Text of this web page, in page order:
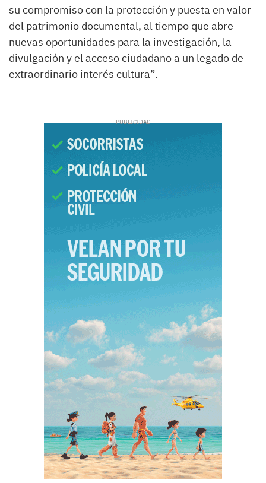
su compromiso con la protección y puesta en valor
del patrimonio documental, al tiempo que abre
nuevas oportunidades para la investigación, la
divulgación y el acceso ciudadano a un legado de
extraordinario interés cultura”.